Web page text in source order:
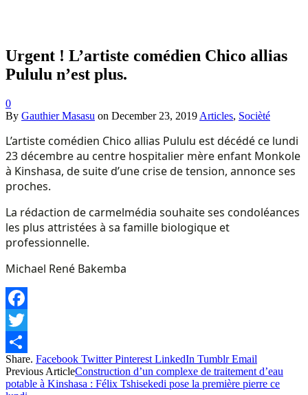
Urgent ! L’artiste comédien Chico allias
Pululu n’est plus.
0
By Gauthier Masasu on December 23, 2019 Articles, Socièté
L’artiste comédien Chico allias Pululu est décédé ce lundi
23 décembre au centre hospitalier mère enfant Monkole
à Kinshasa, de suite d’une crise de tension, annonce ses
proches.
La rédaction de carmelmédia souhaite ses condoléances
les plus attristées à sa famille biologique et
professionnelle.
Michael René Bakemba
Facebook
Twitter
Share
Share. Facebook Twitter Pinterest LinkedIn Tumblr Email
Previous ArticleConstruction d’un complexe de traitement d’eau
potable à Kinshasa : Félix Tshisekedi pose la première pierre ce